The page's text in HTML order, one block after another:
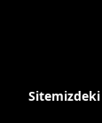
Sitemizdeki